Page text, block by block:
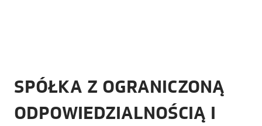
SPÓŁKA Z OGRANICZONĄ
ODPOWIEDZIALNOŚCIĄ I